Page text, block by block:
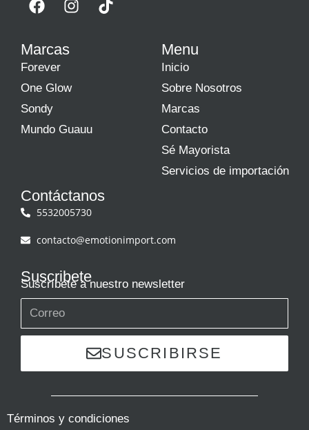
Marcas
Forever
One Glow
Sondy
Mundo Guauu
Menu
Inicio
Sobre Nosotros
Marcas
Contacto
Sé Mayorista
Servicios de importación
Contáctanos
5532005730
contacto@emotionimport.com
Suscribete
Suscríbete a nuestro newsletter
SUSCRIBIRSE
Términos y condiciones